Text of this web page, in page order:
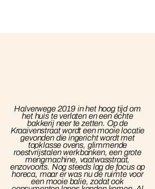
Halverwege 2019 in het hoog tijd om
het huis te verlaten en een échte
bakkerij neer te zetten. Op de
Kraaivenstraat wordt een mooie locatie
gevonden die ingericht wordt met
topklasse ovens, glimmende
roestvrijstalen werkbanken, een grote
mengmachine, vaatwasstraat,
enzovoorts. Nog steeds lag de focus op
horeca, maar er was nu de ruimte voor
een mooie balie, zodat ook